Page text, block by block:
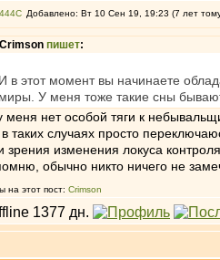
Добавлено: Вт 10 Сен 19, 19:23 (7 лет
Crimson пишет:
И в этот момент вы начинаете
миры. У меня тоже такие сны
меня нет особой тяги к
таких случаях просто
зрения изменения локуса
обычно никто ничего не
на этот пост: Crimson